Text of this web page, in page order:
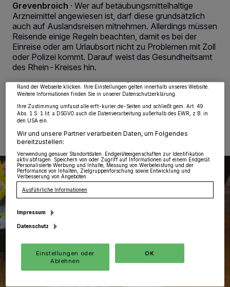
Grevenbroich · Wer auf betäubungsmittelhaltige
Arzneimittel angewiesen ist, darf diese grundsätzlich
auch auf Auslandsreisen mitnehmen. Allerdings müssen
Reisende einige Regeln beachten, damit es bei der
Einreise oder am Urlaubsort nicht zu Problemen mit Zoll
oder Polizei kommt. Darauf weist das Gesundheitsamt
des Rhein-Kreises hin.
27.09.2022 , 15:23 Uhr Eine Minute Lesezeit
Wir und unsere218-Partner speichern und greifen auf personenbezogene Daten
wie Browserdaten oder eindeutige Kennungen auf Ihrem Gerät zu. Durch Auswahl
von OK aktivieren Sie Tracking-Technologien für die unter „Wir und unsere
Partner verarbeiten Daten, um Ihnen Dienste bereitzustellen“ aufgeführten
Zwecke. Wenn Tracker deaktiviert sind, sind manche Inhalte und Anzeigen
möglicherweise nicht mehr so relevant für Sie. Sie können dieses Menü jederzeit
Rand der Webseite klicken. Ihre Einstellungen gelten innerhalb unseres Website.
Weitere Informationen finden Sie in unserer Datenschutzerklärung.
Ihre Zustimmung umfasst alle erft-kurier.de-Seiten und schließt gem. Art. 49
Abs. 1 S. 1 lit. a DSGVO auch die Datenverarbeitung außerhalb des EWR, z.B. in
den USA ein.
Wir und unsere Partner verarbeiten Daten, um Folgendes
bereitzustellen:
Verwendung genauer Standortdaten. Endgeräteeigenschaften zur Identifikation
aktiv abfragen. Speichern von oder Zugriff auf Informationen auf einem Endgerät.
Personalisierte Werbung und Inhalte, Messung von Werbeleistung und der
Performance von Inhalten, Zielgruppenforschung sowie Entwicklung und
Verbesserung von Angeboten.
Ausführliche Informationen
Impressum
Datenschutz
Einstellungen oder
Ablehnen
OK